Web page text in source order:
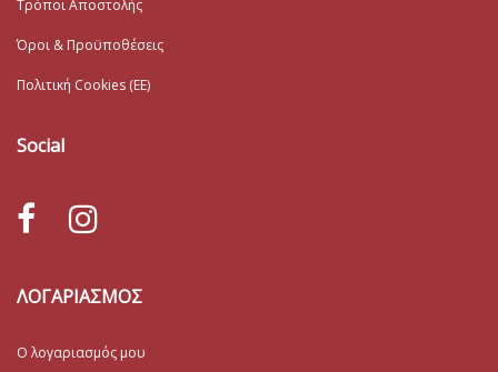
Τρόποι Αποστολής
Όροι & Προϋποθέσεις
Πολιτική Cookies (ΕΕ)
Social
ΛΟΓΑΡΙΑΣΜΟΣ
Ο λογαριασμός μου